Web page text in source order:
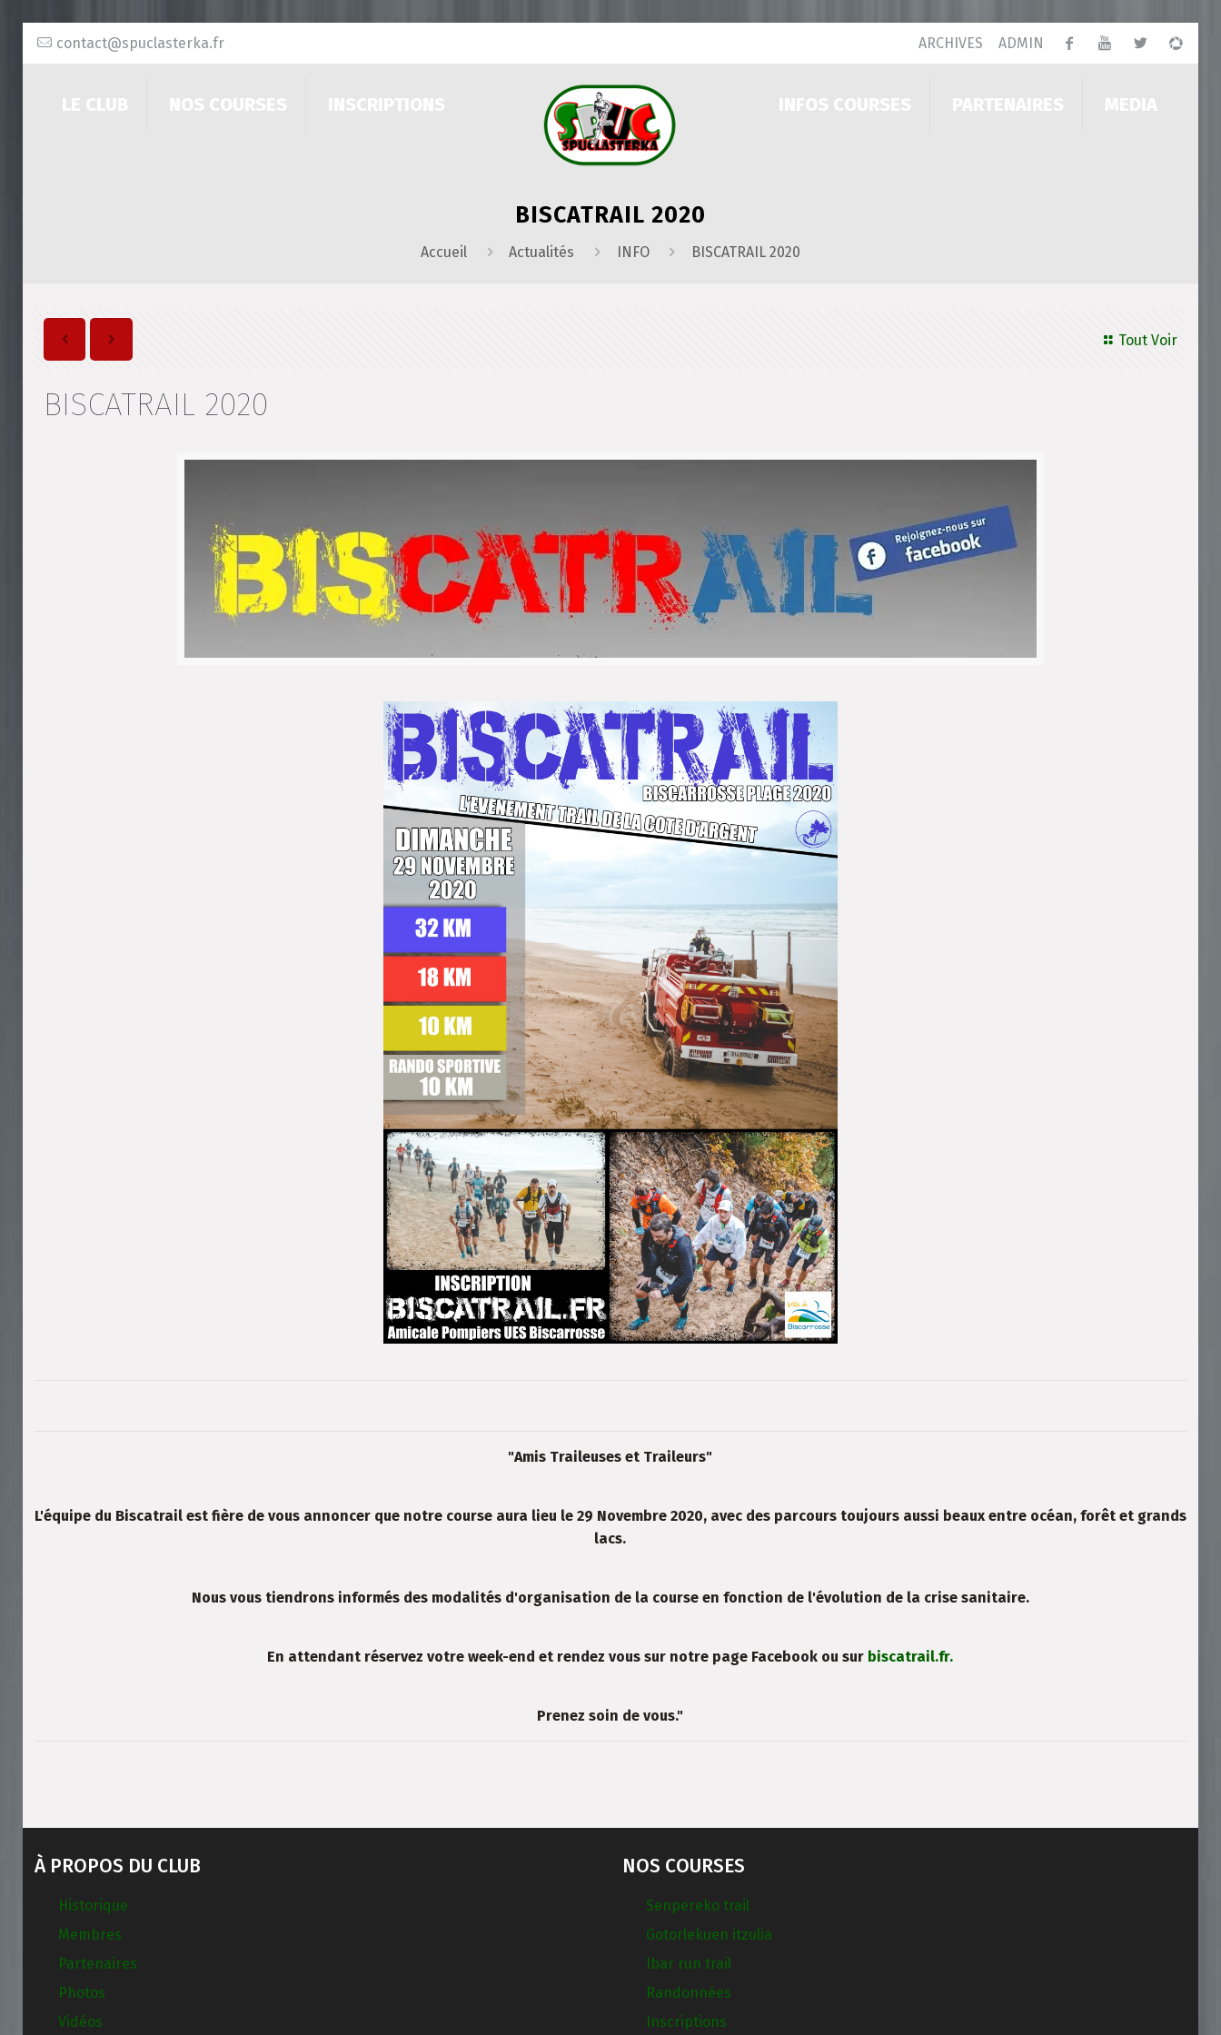
contact@spuclasterka.fr ARCHIVES ADMIN
LE CLUB NOS COURSES INSCRIPTIONS INFOS COURSES PARTENAIRES MEDIA
BISCATRAIL 2020
Accueil Actualités INFO BISCATRAIL 2020
Tout Voir
BISCATRAIL 2020
"Amis Traileuses et Traileurs"
L'équipe du Biscatrail est fière de vous annoncer que notre course aura lieu le 29 Novembre 2020, avec des parcours toujours aussi beaux entre océan, forêt et grands
lacs.
Nous vous tiendrons informés des modalités d'organisation de la course en fonction de l'évolution de la crise sanitaire.
En attendant réservez votre week-end et rendez vous sur notre page Facebook ou sur biscatrail.fr.
Prenez soin de vous."
À PROPOS DU CLUB
Historique
Membres
Partenaires
Photos
Vidéos
NOS COURSES
Senpereko trail
Gotorlekuen itzulia
Ibar run trail
Randonnées
Inscriptions